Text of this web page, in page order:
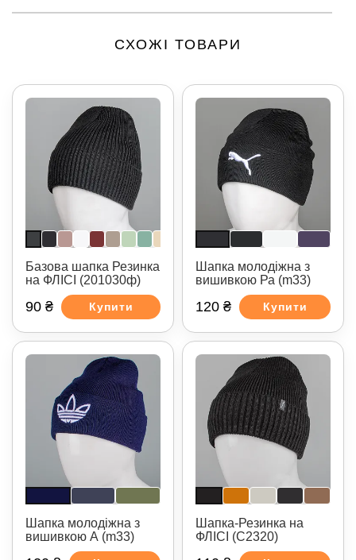
СХОЖІ ТОВАРИ
Базова шапка Резинка
на ФЛІСІ (201030ф)
90 ₴ Купити
Шапка молодіжна з
вишивкою Ра (m33)
120 ₴ Купити
Шапка молодіжна з
вишивкою А (m33)
Шапка-Резинка на
ФЛІСІ (С2320)